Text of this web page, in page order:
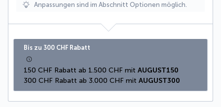
Anpassungen sind im Abschnitt Optionen möglich.
Bis zu 300 CHF Rabatt
150 CHF Rabatt ab 1.500 CHF mit AUGUST150
300 CHF Rabatt ab 3.000 CHF mit AUGUST300